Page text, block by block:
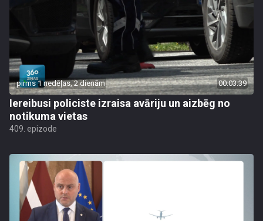
pirms 1 nedēļas, 2 dienām 00:03:39
Iereibusi policiste izraisa avāriju un aizbēg no
notikuma vietas
409. epizode